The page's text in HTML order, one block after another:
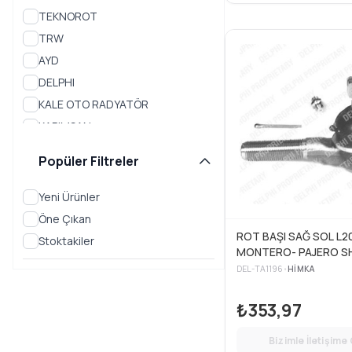
SAGA
SANTAMO
SAPPORO
Ön Takım ve Süspansiyon
Sistemleri
TEKNOROT
TRW
AYD
DELPHI
KALE OTO RADYATÖR
KAPIMSAN
Popüler Filtreler
Yeni Ürünler
Öne Çıkan
Stoktakiler
ROT BAŞI SAĞ SOL
MONTERO- PAJERO
07>1983-10-96>
DEL-TA1196 • HIMKA
₺353,97
Bizimle İletişime